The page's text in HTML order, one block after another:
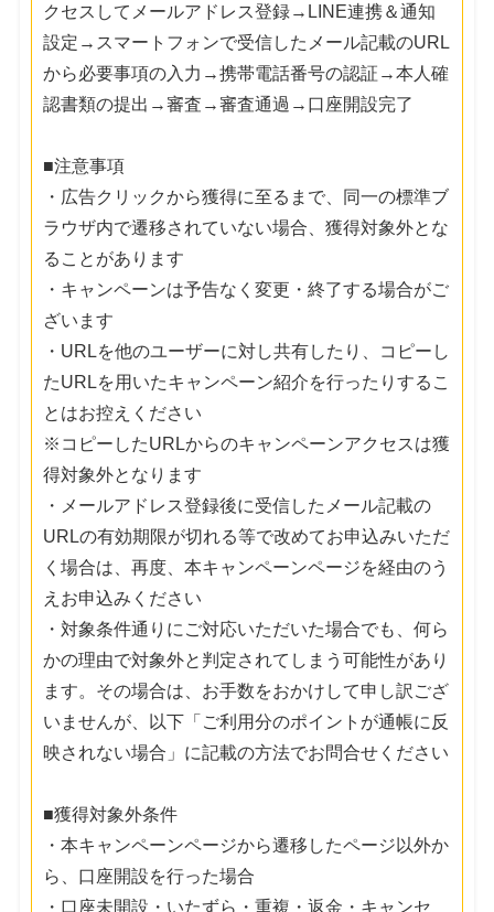
クセスしてメールアドレス登録→LINE連携＆通知
設定→スマートフォンで受信したメール記載のURL
から必要事項の入力→携帯電話番号の認証→本人確
認書類の提出→審査→審査通過→口座開設完了
■注意事項
・広告クリックから獲得に至るまで、同一の標準ブ
ラウザ内で遷移されていない場合、獲得対象外とな
ることがあります
・キャンペーンは予告なく変更・終了する場合がご
ざいます
・URLを他のユーザーに対し共有したり、コピーし
たURLを用いたキャンペーン紹介を行ったりするこ
とはお控えください
※コピーしたURLからのキャンペーンアクセスは獲
得対象外となります
・メールアドレス登録後に受信したメール記載の
URLの有効期限が切れる等で改めてお申込みいただ
く場合は、再度、本キャンペーンページを経由のう
えお申込みください
・対象条件通りにご対応いただいた場合でも、何ら
かの理由で対象外と判定されてしまう可能性があり
ます。その場合は、お手数をおかけして申し訳ござ
いませんが、以下「ご利用分のポイントが通帳に反
映されない場合」に記載の方法でお問合せください
■獲得対象外条件
・本キャンペーンページから遷移したページ以外か
ら、口座開設を行った場合
・口座未開設・いたずら・重複・返金・キャンセ